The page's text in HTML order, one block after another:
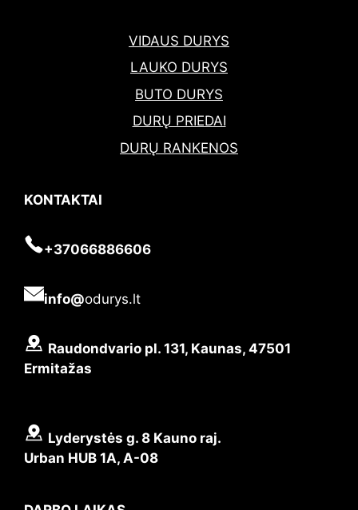
VIDAUS DURYS
LAUKO DURYS
BUTO DURYS
DURŲ PRIEDAI
DURŲ RANKENOS
KONTAKTAI
+37066886606
info@odurys.lt
Raudondvario pl. 131, Kaunas, 47501
Ermitažas
Lyderystės g. 8 Kauno raj.
Urban HUB 1A, A-08